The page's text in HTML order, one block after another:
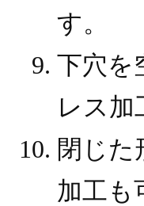
す。
下穴を
レス加
閉じた
加工も